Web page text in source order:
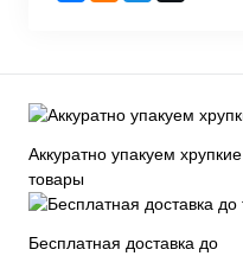
Аккуратно упакуем хрупкие
товары
Бесплатная доставка до